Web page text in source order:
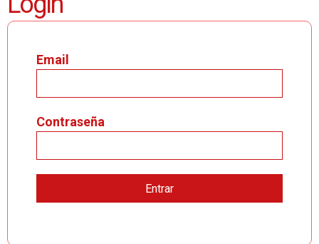
Email
Contraseña